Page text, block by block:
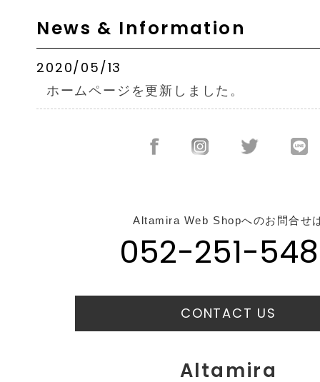
News & Information
2020/05/13
ホームページを更新しました。
Altamira Web Shopへのお問合せ
052-251-
CONTACT US
Altamira